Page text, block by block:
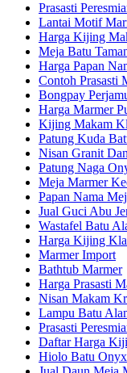
Prasasti
Lantai Motif
Harga Kijing
Meja Batu
Harga Papan
Contoh Prasasti
Bongpay
Harga Marmer
Kijing Makam
Patung Kuda
Nisan Granit
Patung Naga
Meja Marmer
Papan Nama
Jual Guci Abu
Wastafel Batu
Harga Kijing
Marmer Import
Bathtub Marmer
Harga Prasasti
Nisan Makam
Lampu Batu
Prasasti
Daftar Harga
Hiolo Batu Onyx